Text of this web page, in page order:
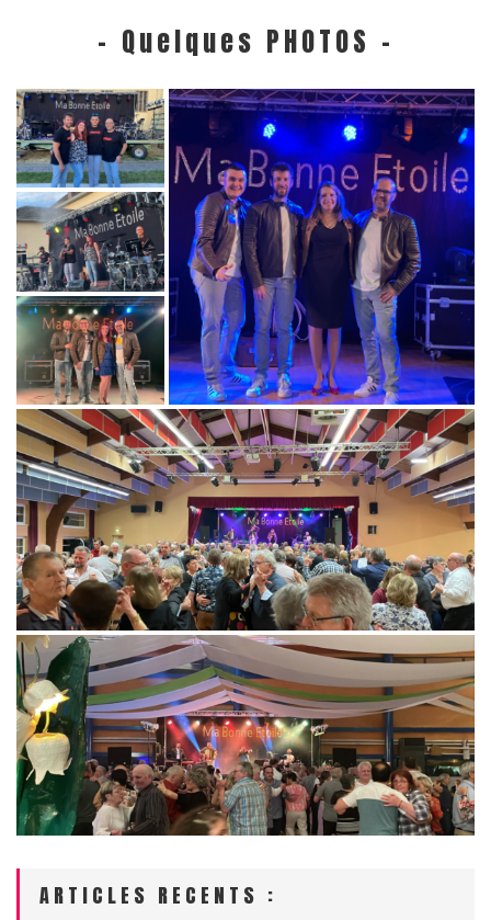
- Quelques PHOTOS -
ARTICLES RECENTS :